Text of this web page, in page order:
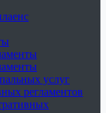
услуг
регламентов